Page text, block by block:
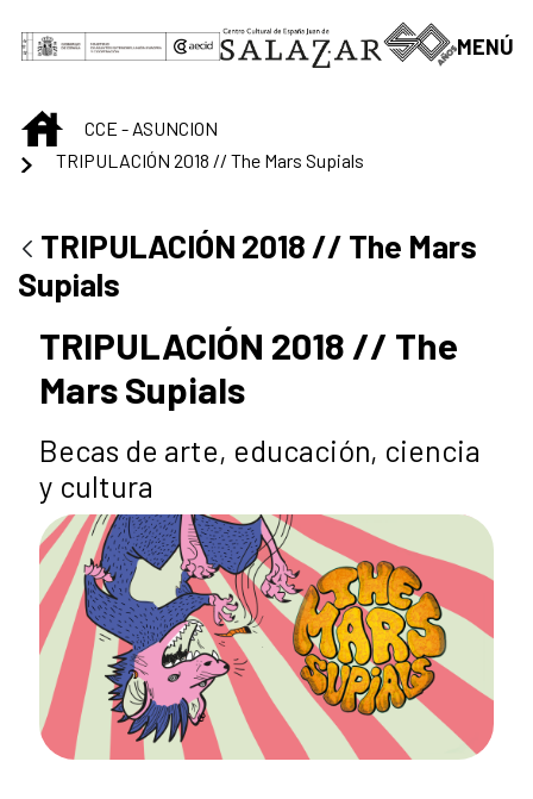
MENÚ
INICIOCCE - ASUNCION
TRIPULACIÓN 2018 // The Mars Supials
TRIPULACIÓN 2018 // The Mars
Supials
TRIPULACIÓN 2018 // The
Mars Supials
Becas de arte, educación, ciencia
y cultura